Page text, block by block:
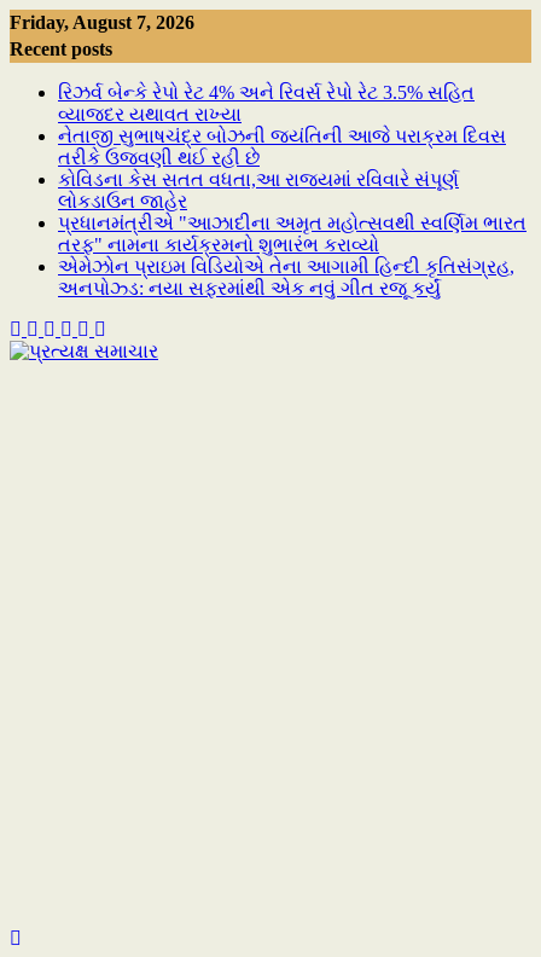
Skip
to
content
Friday, August 7, 2026
Recent posts
રિઝર્વ બેન્કે રેપો રેટ 4% અને રિવર્સ રેપો રેટ 3.5% સહિત
વ્યાજદર યથાવત રાખ્યા
નેતાજી સુભાષચંદ્ર બોઝની જયંતિની આજે પરાક્રમ દિવસ
તરીકે ઉજવણી થઈ રહી છે
કોવિડના કેસ સતત વધતા,આ રાજ્યમાં રવિવારે સંપૂર્ણ
લોકડાઉન જાહેર
પ્રધાનમંત્રીએ "આઝાદીના અમૃત મહોત્સવથી સ્વર્ણિમ ભારત
તરફ" નામના કાર્યક્રમનો શુભારંભ કરાવ્યો
એમેઝોન પ્રાઇમ વિડિયોએ તેના આગામી હિન્દી કૃતિસંગ્રહ,
અનપોઝ્ડ: નયા સફરમાંથી એક નવું ગીત રજૂ કર્યું